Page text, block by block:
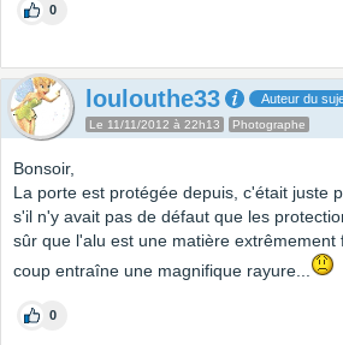
0
loulouthe33 Auteur du
Le 11/11/2012 à 22h13 Photographe
Bonsoir,
La porte est protégée depuis, c'était juste
s'il n'y avait pas de défaut que les
sûr que l'alu est une matière extrêmement
coup entraîne une magnifique rayure...
0